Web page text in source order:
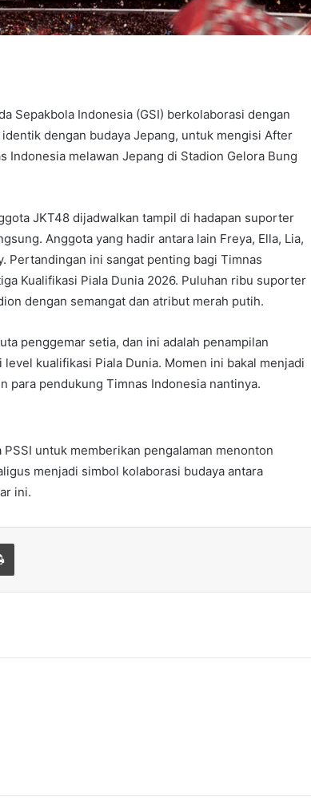
Sepakbola Indonesia (GSI) berkolaborasi dengan
dengan budaya Jepang, untuk mengisi After
Indonesia melawan Jepang di Stadion Gelora Bung
JKT48 dijadwalkan tampil di hadapan suporter
Anggota yang hadir antara lain Freya, Ella, Lia,
Pertandingan ini sangat penting bagi Timnas
Kualifikasi Piala Dunia 2026. Puluhan ribu suporter
dengan semangat dan atribut merah putih.
penggemar setia, dan ini adalah penampilan
kualifikasi Piala Dunia. Momen ini bakal menjadi
para pendukung Timnas Indonesia nantinya.
untuk memberikan pengalaman menonton
menjadi simbol kolaborasi budaya antara
ini.